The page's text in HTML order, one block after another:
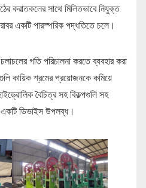
করাতকলের সাথে মিলিতভাবে নিযুক্ত
একটি পারস্পরিক পদ্ধতিতে চলে।
গতি পরিচালনা করতে ব্যবহার করা
কায়িক শ্রমের প্রয়োজনকে কমিয়ে
বৈচিত্র সহ বিকল্পগুলি সহ
ডিভাইস উপলব্ধ।